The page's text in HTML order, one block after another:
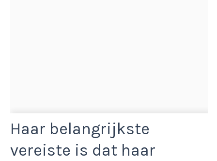
Haar belangrijkste
vereiste is dat haar